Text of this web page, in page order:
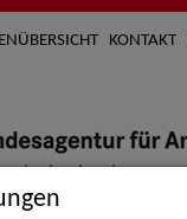
KONTAKT